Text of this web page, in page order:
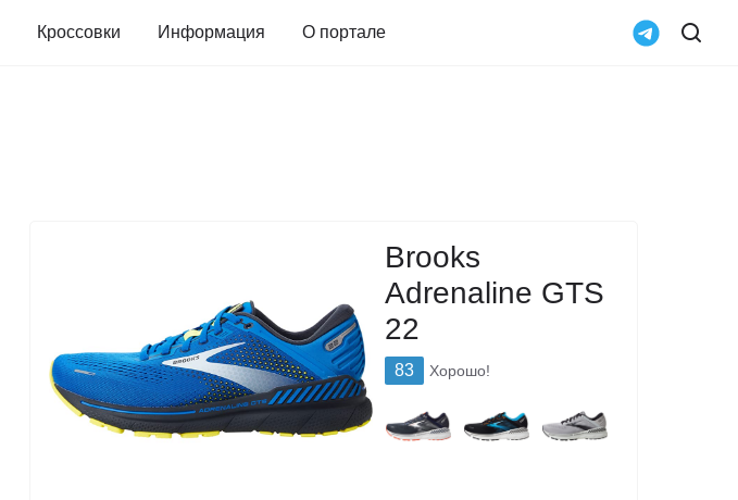
Кроссовки Информация О портале
Brooks
Adrenaline GTS
22
83 Хорошо!